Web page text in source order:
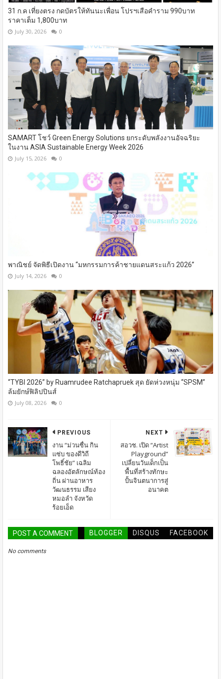
31 ก.ค เที่ยงตรง กดบัตรให้ทันนะเพื่อน โปรฯเสือคำราม 990บาท
ราคาเต็ม 1,800บาท
July 30, 2026 0
SAMART โชว์ Green Energy Solutions ยกระดับพลังงานอัจฉริยะ
ในงาน ASIA Sustainable Energy Week 2026
July 15, 2026 0
พาณิชย์ จัดพิธีเปิดงาน “มหกรรมการค้าชายแดนสระแก้ว 2026”
July 14, 2026 0
“TYBI 2026” by Ruamrudee Ratchapruek สุด ยัดห่วงหนุ่ม “SPSM”
ล้มยักษ์ฟิลิปปินส์
July 08, 2026 0
NEXT
สอวช. เปิด “Artist
Playground”
เปลี่ยนวันเด็กเป็น
พื้นที่สร้างทักษะ
ปั้นจินตนาการสู่
อนาคต
PREVIOUS
งาน “ม่วนซื่น กิน
แซ่บ ของดีวิถี
โพธิ์ชัย” เฉลิม
ฉลองอัตลักษณ์ท้อง
ถิ่น ผ่านอาหาร
วัฒนธรรม เสียง
หมอลำ จังหวัด
ร้อยเอ็ด
POST A COMMENT BLOGGER DISQUS FACEBOOK
No comments